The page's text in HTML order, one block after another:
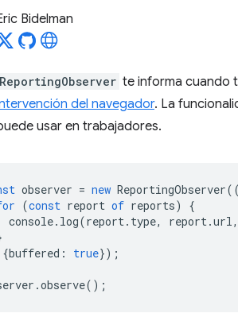
Bidelman
ReportingObserver te informa cuando
del navegador. La
usar en trabajadores.
observer = new ReportingObserver((
(const report of reports)
{
console. log(report. type, report.url,
{buffered : true});
.observe();